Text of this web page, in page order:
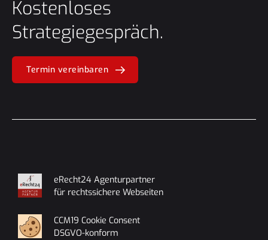
Kostenloses
Strategiegespräch.
Termin vereinbaren
eRecht24 Agenturpartner
für rechtssichere Webseiten
CCM19 Cookie Consent
DSGVO-konform